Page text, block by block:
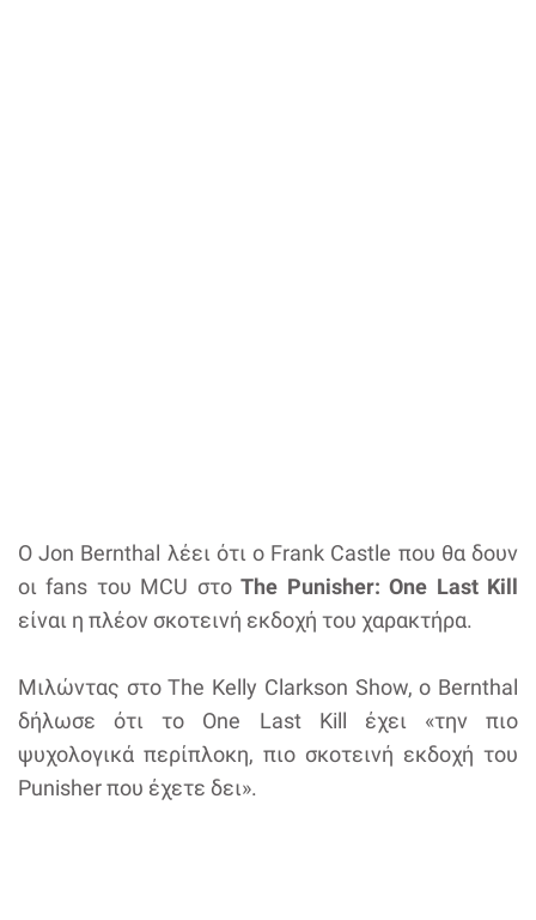
Ο Jon Bernthal λέει ότι ο Frank Castle που θα δουν
οι fans του MCU στοThe Punisher: One Last Kill
είναι η πλέον σκοτεινή εκδοχή του χαρακτήρα.
Μιλώντας στο The Kelly Clarkson Show, ο Bernthal
δήλωσε ότι το One Last Kill έχει «την πιο
ψυχολογικά περίπλοκη, πιο σκοτεινή εκδοχή του
Punisher που έχετε δει».